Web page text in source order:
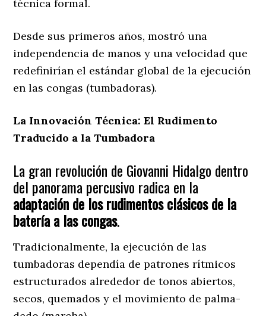
técnica formal.
Desde sus primeros años, mostró una
independencia de manos y una velocidad que
redefinirían el estándar global de la ejecución
en las congas (tumbadoras).
La Innovación Técnica: El Rudimento
Traducido a la Tumbadora
La gran revolución de Giovanni Hidalgo dentro
del panorama percusivo radica en la
adaptación de los rudimentos clásicos de la
batería a las congas.
Tradicionalmente, la ejecución de las
tumbadoras dependía de patrones rítmicos
estructurados alrededor de tonos abiertos,
secos, quemados y el movimiento de palma-